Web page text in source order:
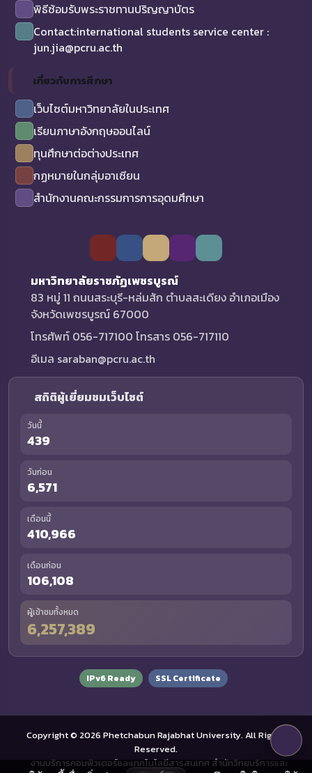
พิธีซ้อมรับพระราชทานปริญญาบัตร
Contact:international students service center :
jun.jia@pcru.ac.th
เกี่ยวกับการศึกษา
เว็บไซต์มหาวิทยาลัยในประเทศ
เรียนภาษาอังกฤษออนไลน์
ทุนศึกษาต่อต่างประเทศ
กฏหมายในกลุ่มอาเซียน
สำนักงานคณะกรรมการการอุดมศึกษา
มหาวิทยาลัยราชภัฏเพชรบูรณ์
83 หมู่ 11 ถนนสระบุรี-หล่มสัก ตำบลสะเดียง อำเภอเมือง
จังหวัดเพชรบูรณ์ 67000
โทรศัพท์ 056-717100 โทรสาร 056-717110
อีเมล saraban@pcru.ac.th
สถิติผู้เยี่ยมชมเว็บไซต์
วันนี้
439
วันก่อน
6,571
เดือนนี้
410,966
เดือนก่อน
106,108
ผู้เข้าชมทั้งหมด
6,257,389
IPv6 Ready SSL Certificate
Copyright © 2026 Phetchabun Rajabhat University. All Rights
Reserved.
งานบริการคอมพิวเตอร์และเทคโนโลยีสารสนเทศ สำนักวิทยบริการและ